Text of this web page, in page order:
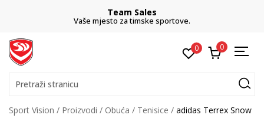
Team Sales
Vaše mjesto za timske sportove.
0 0
Pretraži stranicu
Sport Vision Proizvodi Obuća Tenisice adidas Terrex Snow